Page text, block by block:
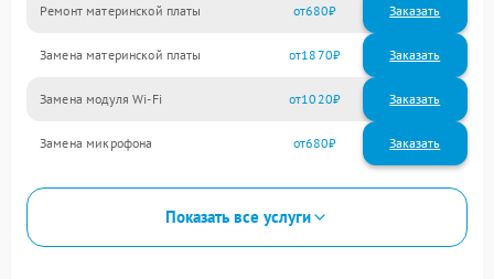
Ремонт материнской платы 680
Замена материнской платы 1870
Замена модуля Wi-Fi 1020
Замена микрофона 680
Показать все услуги